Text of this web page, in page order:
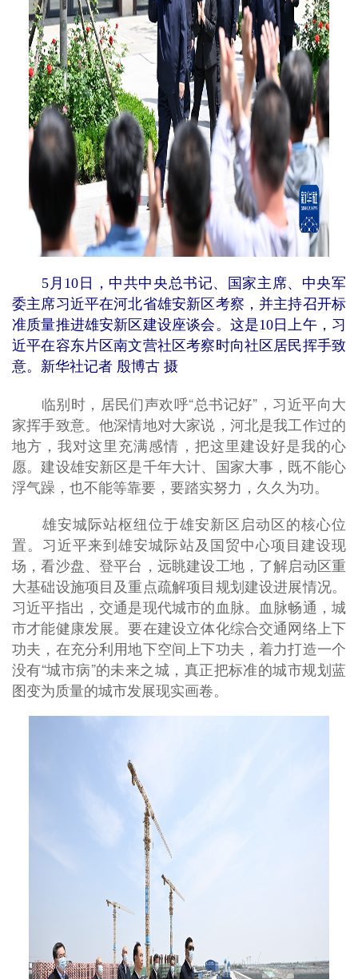
5月10日，中共中央总书记、国家主席、中央军
委主席习近平在河北省雄安新区考察，并主持召开标
准质量推进雄安新区建设座谈会。这是10日上午，习
近平在容东片区南文营社区考察时向社区居民挥手致
意。新华社记者 殷博古 摄
临别时，居民们声欢呼“总书记好”，习近平向大
家挥手致意。他深情地对大家说，河北是我工作过的
地方，我对这里充满感情，把这里建设好是我的心
愿。建设雄安新区是千年大计、国家大事，既不能心
浮气躁，也不能等靠要，要踏实努力，久久为功。
雄安城际站枢纽位于雄安新区启动区的核心位
置。习近平来到雄安城际站及国贸中心项目建设现
场，看沙盘、登平台，远眺建设工地，了解启动区重
大基础设施项目及重点疏解项目规划建设进展情况。
习近平指出，交通是现代城市的血脉。血脉畅通，城
市才能健康发展。要在建设立体化综合交通网络上下
功夫，在充分利用地下空间上下功夫，着力打造一个
没有“城市病”的未来之城，真正把标准的城市规划蓝
图变为质量的城市发展现实画卷。